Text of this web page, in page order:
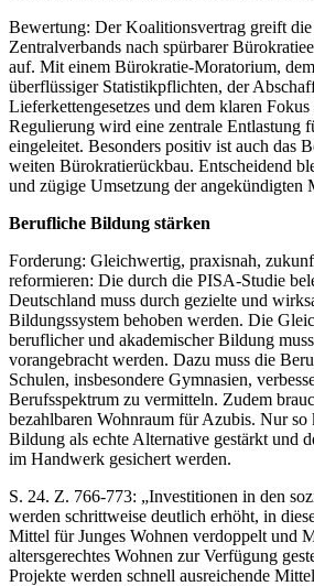
Bewertung: Der Koalitionsvertrag greift die
Zentralverbands nach spürbarer
auf. Mit einem Bürokratie-Moratorium,
überflüssiger Statistikpflichten, der
Lieferkettengesetzes und dem klaren
Regulierung wird eine zentrale Entlastung
eingeleitet. Besonders positiv ist auch das
weiten Bürokratierückbau. Entscheidend
und zügige Umsetzung der angekündigten
Berufliche Bildung stärken
Forderung: Gleichwertig, praxisnah,
reformieren: Die durch die PISA-Studie
Deutschland muss durch gezielte und
Bildungssystem behoben werden. Die
beruflicher und akademischer Bildung
vorangebracht werden. Dazu muss die
Schulen, insbesondere Gymnasien,
Berufsspektrum zu vermitteln. Zudem
bezahlbaren Wohnraum für Azubis. Nur so
Bildung als echte Alternative gestärkt und
im Handwerk gesichert werden.
S. 24. Z. 766-773: „Investitionen in den
werden schrittweise deutlich erhöht, in
Mittel für Junges Wohnen verdoppelt und
altersgerechtes Wohnen zur Verfügung
Projekte werden schnell ausreichende